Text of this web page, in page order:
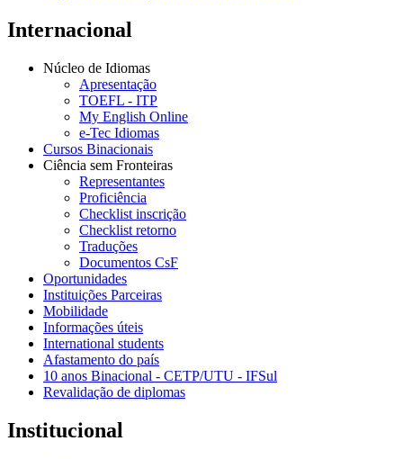
Internacional
Núcleo de Idiomas
Apresentação
TOEFL - ITP
My English Online
e-Tec Idiomas
Cursos Binacionais
Ciência sem Fronteiras
Representantes
Proficiência
Checklist inscrição
Checklist retorno
Traduções
Documentos CsF
Oportunidades
Instituições Parceiras
Mobilidade
Informações úteis
International students
Afastamento do país
10 anos Binacional - CETP/UTU - IFSul
Revalidação de diplomas
Institucional